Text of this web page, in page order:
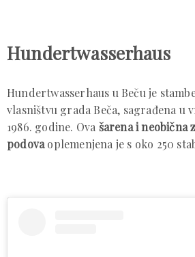
Hundertwasserhaus
Hundertwasserhaus u Beču je
vlasništvu grada Beča, sagrađena u
1986. godine. Ova šarena i neobična
podovaoplemenjena je s oko 250